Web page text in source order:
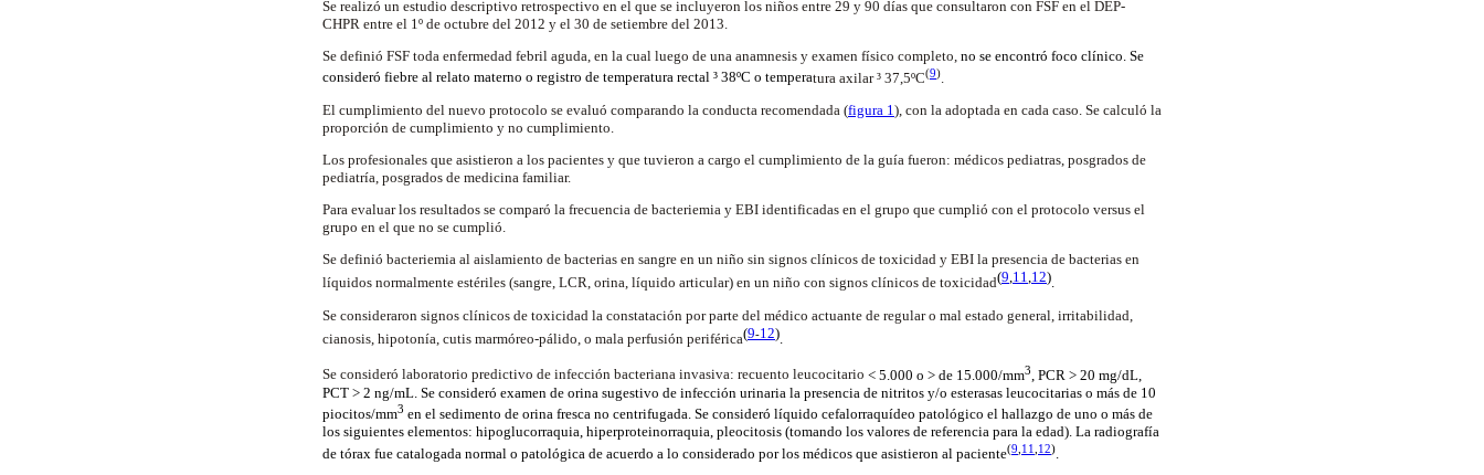
Se realizó un estudio descriptivo retrospectivo en el que se incluyeron los niños entre 29 y 90 días que consultaron con FSF en el DEP-
CHPR entre el 1º de octubre del 2012 y el 30 de setiembre del 2013.
Se definió FSF toda enfermedad febril aguda, en la cual luego de una anamnesis y examen físico completo, no se encontró foco clínico. Se
consideró fiebre al relato materno o registro de temperatura rectal ³ 38ºC o temperatura axilar ³ 37,5ºC(9)
El cumplimiento del nuevo protocolo se evaluó comparando la conducta recomendada (figura 1 ), con la adoptada en cada caso. Se calculó la
proporción de cumplimiento y no cumplimiento.
Los profesionales que asistieron a los pacientes y que tuvieron a cargo el cumplimiento de la guía fueron: médicos pediatras, posgrados de
pediatría, posgrados de medicina familiar.
Para evaluar los resultados se comparó la frecuencia de bacteriemia y EBI identificadas en el grupo que cumplió con el protocolo versus el
grupo en el que no se cumplió.
Se definió bacteriemia al aislamiento de bacterias en sangre en un niño sin signos clínicos de toxicidad y EBI la presencia de bacterias en
líquidos normalmente estériles (sangre, LCR, orina, líquido articular) en un niño con signos clínicos de toxicidad(9,11,12).
Se consideraron signos clínicos de toxicidad la constatación por parte del médico actuante de regular o mal estado general, irritabilidad,
cianosis, hipotonía, cutis marmóreo-pálido, o mala perfusión periférica(9-12).
Se consideró laboratorio predictivo de infección bacteriana invasiva: recuento leucocitario < 5.000 o > de 15.000/mm3 , PCR > 20 mg/dL,
PCT > 2 ng/mL. Se consideró examen de orina sugestivo de infección urinaria la presencia de nitritos y/o esterasas leucocitarias o más de 10
piocitos/mm3 en el sedimento de orina fresca no centrifugada. Se consideró líquido cefalorraquídeo patológico el hallazgo de uno o más de
los siguientes elementos: hipoglucorraquia, hiperproteinorraquia, pleocitosis (tomando los valores de referencia para la edad). La radiografía
de tórax fue catalogada normal o patológica de acuerdo a lo considerado por los médicos que asistieron al paciente(9 11 12)